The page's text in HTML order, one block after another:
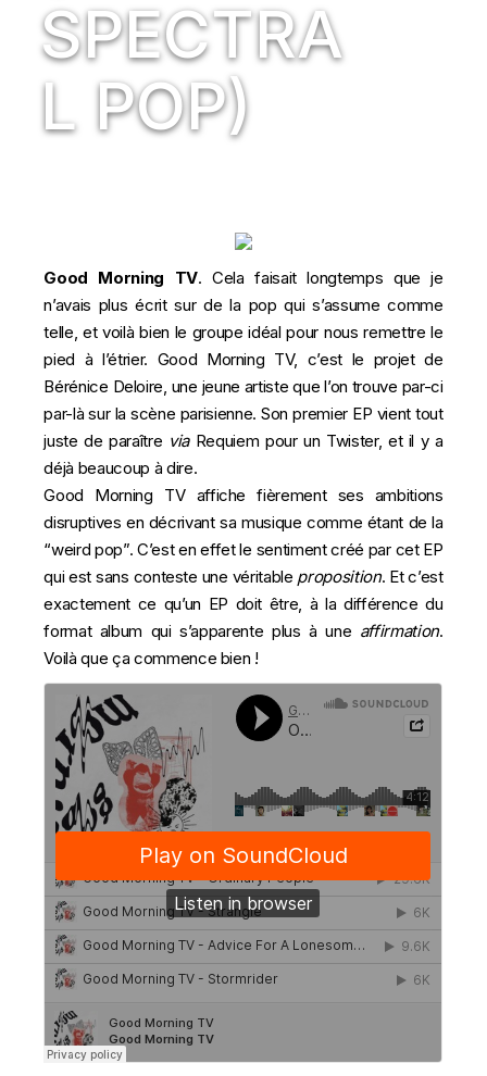
SPECTRA
L POP)
Good Morning TV. Cela faisait longtemps que je
n’avais plus écrit sur de la pop qui s’assume comme
telle, et voilà bien le groupe idéal pour nous remettre le
pied à l’étrier. Good Morning TV, c’est le projet de
Bérénice Deloire, une jeune artiste que l’on trouve par-ci
par-là sur la scène parisienne. Son premier EP vient tout
juste de paraître via Requiem pour un Twister, et il y a
déjà beaucoup à dire.
Good Morning TV affiche fièrement ses ambitions
disruptives en décrivant sa musique comme étant de la
“weird pop”. C’est en effet le sentiment créé par cet EP
qui est sans conteste une véritable proposition. Et c’est
exactement ce qu’un EP doit être, à la différence du
format album qui s’apparente plus à une affirmation.
Voilà que ça commence bien !